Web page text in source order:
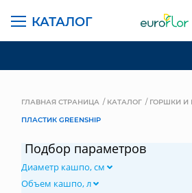
КАТАЛОГ
СВАДЕБНАЯ
ГЛАВНАЯ СТРАНИЦА КАТАЛОГ
ГОРШКИ
ПЛАСТИК GREENSHIP
Подбор параметров
Диаметр кашпо, см
Объем кашпо, л